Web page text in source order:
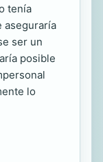
tenía
aseguraría
ser un
posible
lo